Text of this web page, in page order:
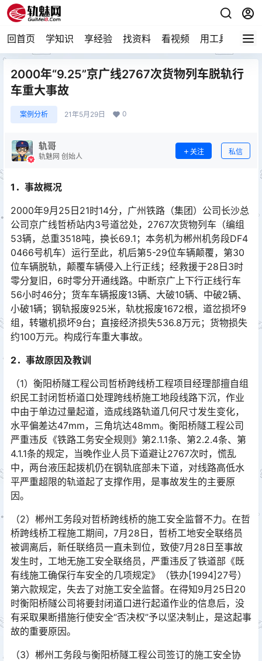
回首页 学知识 享经验 找资料 看视频 用工具 论技
2000年“9.25”京广线2767次货物列车脱轨行
车重大事故
案例分析 21年5月29日 0
轨哥
轨魅网 创始人
关注 私信
1．事故概况
2000年9月25日21时14分，广州铁路（集团）公司长沙总
公司京广线哲桥站内3号道岔处，2767次货物列车（编组
53辆，总重3518吨，换长69.1；本务机为郴州机务段DF4
0466号机车）运行至此，机后第5-29位车辆颠覆，第30
位车辆脱轨，颠覆车辆侵入上行正线；经救援于28日3时
零分复旧，6时零分开通线路。中断京广上下行正线行车
56小时46分；货车车辆报废13辆、大破10辆、中破2辆、
小破1辆；钢轨报废925米，轨枕报废1672根，道岔损坏9
组，转辙机损坏9台；直接经济损失536.8万元；货物损失
约100万元。构成行车重大事故。󠅅󠅃󠄵󠅂󠄪󠇖󠆨󠆨󠇕󠆞󠆒󠅬󠇘󠆭󠆘󠇙󠆝󠅵󠇗󠆭󠆁󠄐󠇗󠅹󠅸󠇖󠆍󠅳󠇖󠅹󠅰󠇖󠆌󠅹
2．事故原因及教训
（1）衡阳桥隧工程公司哲桥跨线桥工程项目经理部擅自组
织民工封闭哲桥道口处理跨线桥施工地段线路下沉，作业
中由于单边过量起道，造成线路轨道几何尺寸发生变化，
水平偏差达47mm，三角坑达48mm。衡阳桥隧工程公司
严重违反《铁路工务安全规则》第2.1.1条、第2.2.4条、第
4.1.1条的规定，当晚作业人员下道避让2767次时，慌乱
中，两台液压起拨机仍在钢轨底部未下道，对线路高低水
平严重超限的轨道起了支撑作用，是事故发生的主要原
因。󠅅󠅃󠄵󠅂󠄪󠇖󠆨󠆨󠇕󠆞󠆒󠅬󠇘󠆭󠆘󠇙󠆝󠅵󠇗󠆭󠆁󠄐󠇗󠅹󠅸󠇖󠆍󠅳󠇖󠅹󠅰󠇖󠆌󠅹
（2）郴州工务段对哲桥跨线桥的施工安全监督不力。在哲
桥跨线桥工程施工期间，7月28日，哲桥工地安全联络员
被调离后，新任联络员一直未到位，致使7月28日至事故
发生时，工地无施工安全联络员，严重违反了铁道部《既
有线施工确保行车安全的几项规定》（铁办[1994]27号）
第六款规定，失去了对施工安全监督。在得知9月25日20
时衡阳桥隧公司将要封闭道口进行起道作业的信息后，没
有采取果断措施行使安全“否决权”予以坚决制止，是这起事
故的重要原因。󠅅󠅃󠄵󠅂󠄪󠇖󠆨󠆨󠇕󠆞󠆒󠅬󠇘󠆭󠆘󠇙󠆝󠅵󠇗󠆭󠆁󠄐󠇗󠅹󠅸󠇖󠆍󠅳󠇖󠅹󠅰󠇖󠆌󠅹
（3）郴州工务段与衡阳桥隧工程公司签订的施工安全协